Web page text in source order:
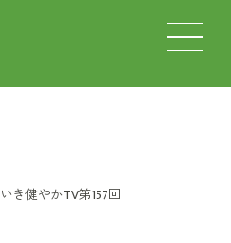
き健やかTV第157回